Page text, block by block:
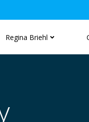
Regina Briehl